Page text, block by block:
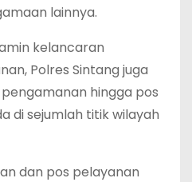
lainnya.
kelancaran
Polres Sintang juga
hingga pos
di sejumlah titik wilayah
dan pos pelayanan